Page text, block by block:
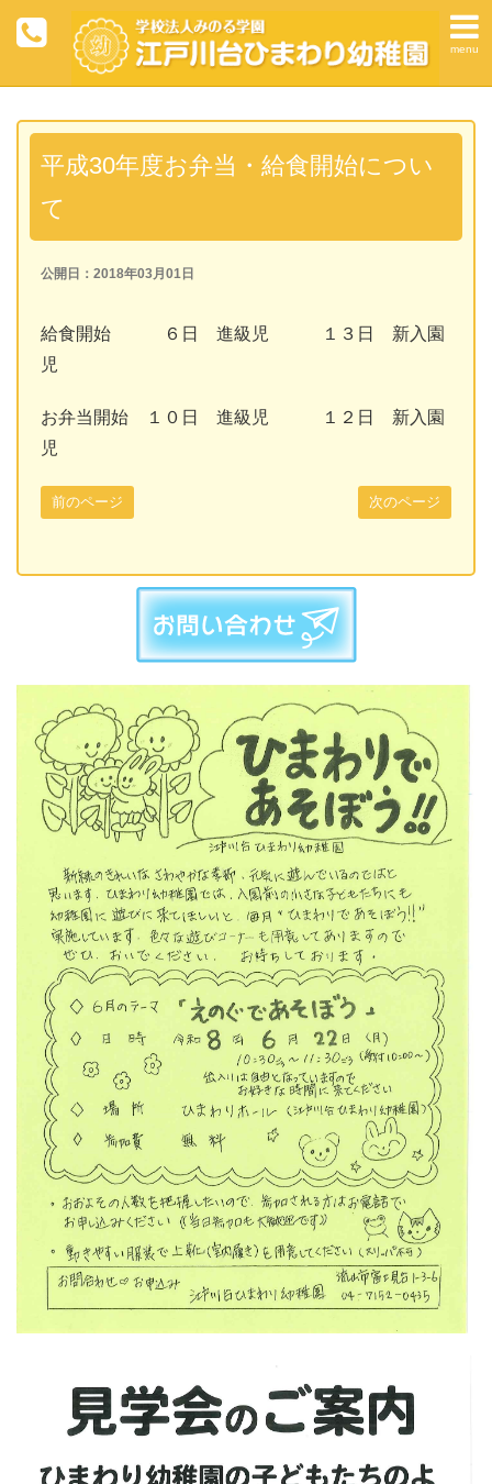
menu
平成30年度お弁当・給食開始につい
て
公開日：2018年03月01日
給食開始 ６日 進級児 １３日 新入園
児
お弁当開始 １０日 進級児 １２日 新入園
児
前のページ 次のページ